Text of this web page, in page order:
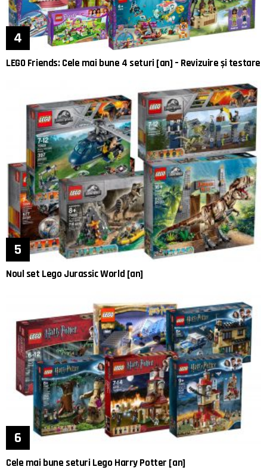
LEGO Friends: Cele mai bune 4 seturi [an] – Revizuire și testare
Noul set Lego Jurassic World [an]
Cele mai bune seturi Lego Harry Potter [an]